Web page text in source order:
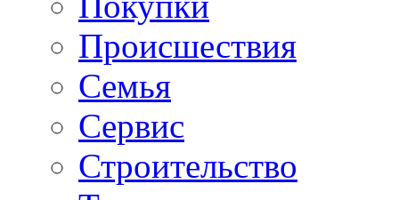
Происшествия
Семья
Сервис
Строительство